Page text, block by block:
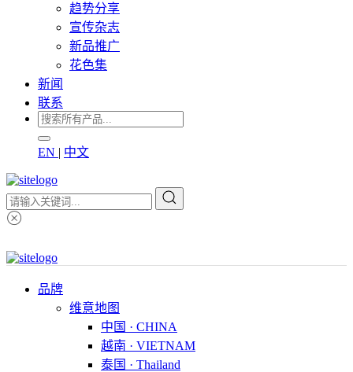
趋势分享
宣传杂志
新品推广
花色集
新闻
联系
EN | 中文
品牌
维意地图
中国 · CHINA
越南 · VIETNAM
泰国 · Thailand